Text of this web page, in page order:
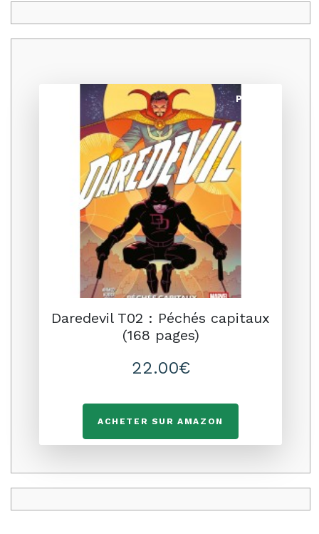
Promo
Daredevil T02 : Péchés capitaux
(168 pages)
22.00€
ACHETER SUR AMAZON